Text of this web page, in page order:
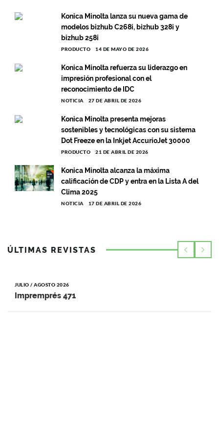
Konica Minolta lanza su nueva gama de
modelos bizhub C268i, bizhub 328i y
bizhub 258i
PRODUCTO 14 DE MAYO DE 2026
Konica Minolta refuerza su liderazgo en
impresión profesional con el
reconocimiento de IDC
NOTICIA 27 DE ABRIL DE 2026
Konica Minolta presenta mejoras
sostenibles y tecnológicas con su sistema
Dot Freeze en la Inkjet AccurioJet 30000
PRODUCTO 21 DE ABRIL DE 2026
Konica Minolta alcanza la máxima
calificación de CDP y entra en la Lista A del
Clima 2025
NOTICIA 17 DE ABRIL DE 2026
ÚLTIMAS REVISTAS
JULIO / AGOSTO 2026
Impremprés 471